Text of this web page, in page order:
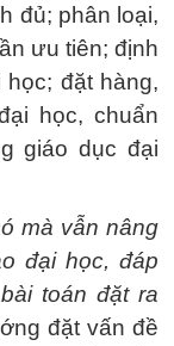
đủ; phân loại,
ưu tiên; định
đặt hàng,
học, chuẩn
giáo dục đại
mà vẫn nâng
đại học, đáp
toán đặt ra
đặt vấn đề